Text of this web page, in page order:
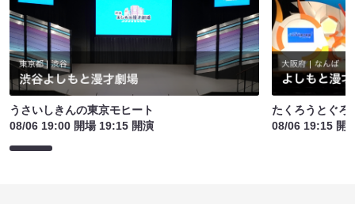
うさいしきんの東京モヒート
08/06 19:00 開場 19:15 開演
たくろうとぐろ
08/06 19:15 開